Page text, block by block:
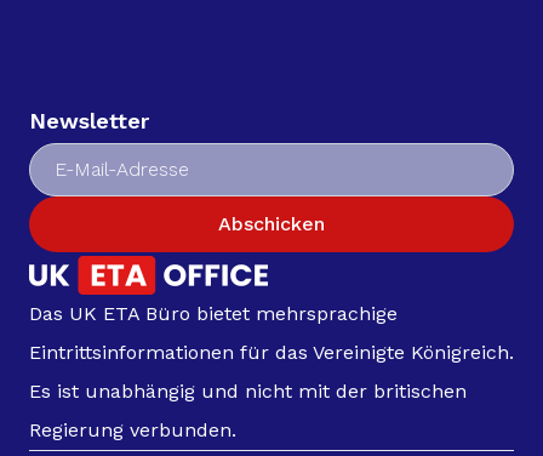
Newsletter
Abschicken
Das UK ETA Büro bietet mehrsprachige
Eintrittsinformationen für das Vereinigte Königreich.
Es ist unabhängig und nicht mit der britischen
Regierung verbunden.